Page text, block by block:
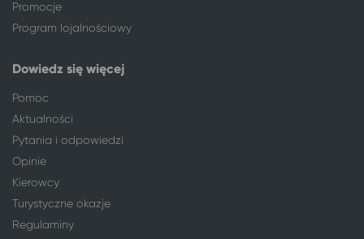
Promocje
Program lojalnościowy
Dowiedz się więcej
Pomoc
Aktualności
Pytania i odpowiedzi
Opinie
Kierowcy
Turystyczne okazje
Regulaminy